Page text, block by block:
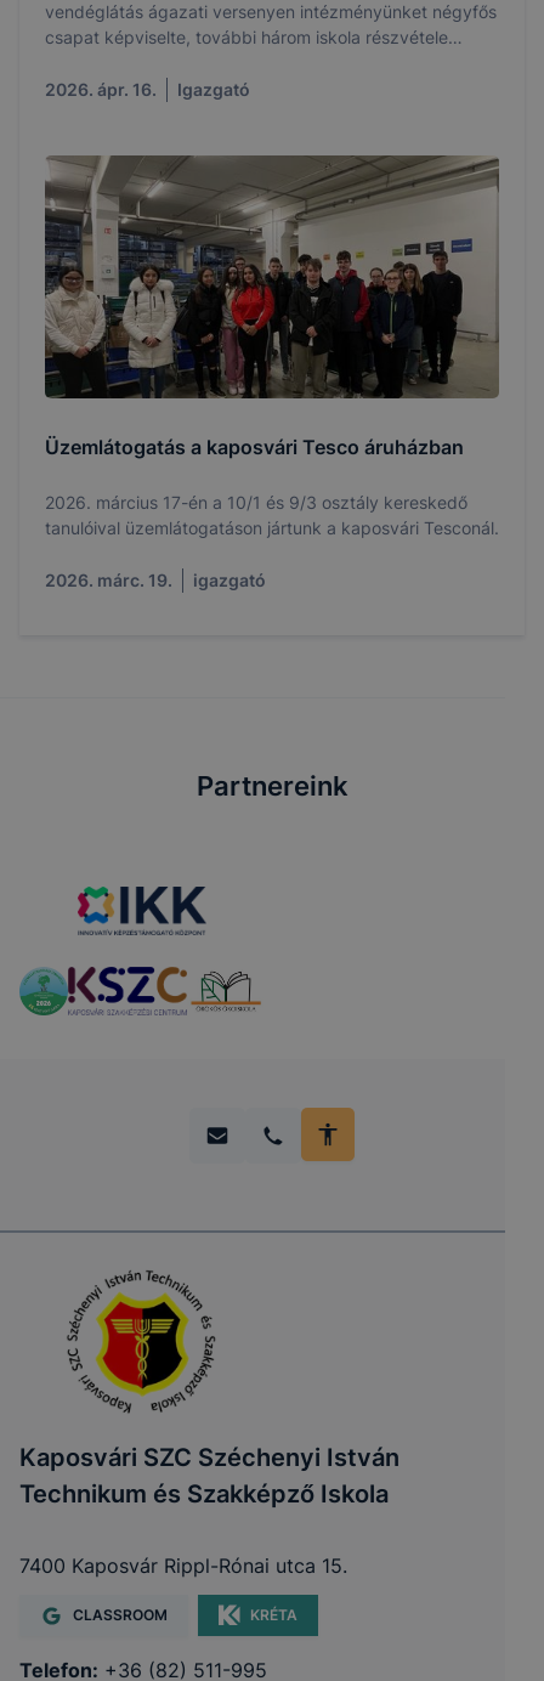
vendéglátás ágazati versenyen intézményünket négyfős
csapat képviselte, további három iskola részvétele
2026. ápr. 16.
Igazgató
Üzemlátogatás a kaposvári Tesco áruházban
2026. március 17-én a 10/1 és 9/3 osztály kereskedő
tanulóival üzemlátogatáson jártunk a kaposvári Tesconál.
2026. márc. 19. igazgató
Partnereink
Kaposvári SZC Széchenyi István
Technikum és Szakképző Iskola
7400 Kaposvár Rippl-Rónai utca 15.
CLASSROOM KRÉTA
Telefon: +36 (82) 511-995